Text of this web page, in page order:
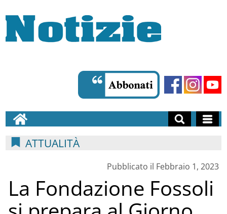
ATTUALITÀ
Pubblicato il Febbraio 1, 2023
La Fondazione Fossoli